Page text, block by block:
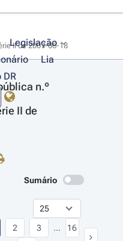
Legislação
Lia
DR
II de 2007-06-18
n.º
II de
Sumário
2
3
... 16